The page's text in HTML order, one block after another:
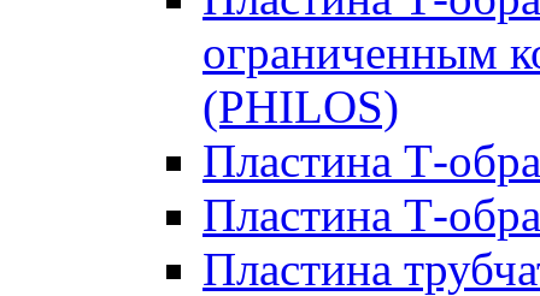
ограниченным
(PHILOS)
Пластина Т-
Пластина Т-
Пластина